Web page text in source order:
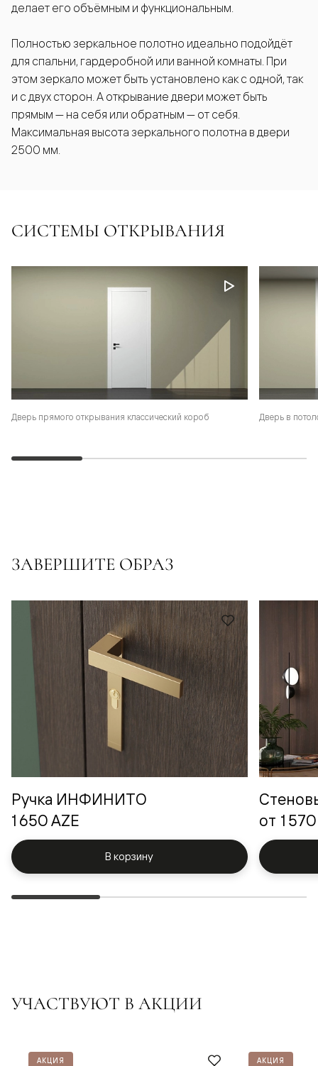
делает его объёмным и функциональным.
Полностью зеркальное полотно идеально подойдёт
для спальни, гардеробной или ванной комнаты. При
этом зеркало может быть установлено как с одной, так
и с двух сторон. А открывание двери может быть
прямым — на себя или обратным — от себя.
Максимальная высота зеркального полотна в двери
2500 мм.
СИСТЕМЫ ОТКРЫВАНИЯ
Дверь прямого открывания классический короб Дверь в
ЗАВЕРШИТЕ ОБРАЗ
Ручка ИНФИНИТО
1 650 AZE
В корзину
от 1
УЧАСТВУЮТ В АКЦИИ
АКЦИЯ АКЦИЯ